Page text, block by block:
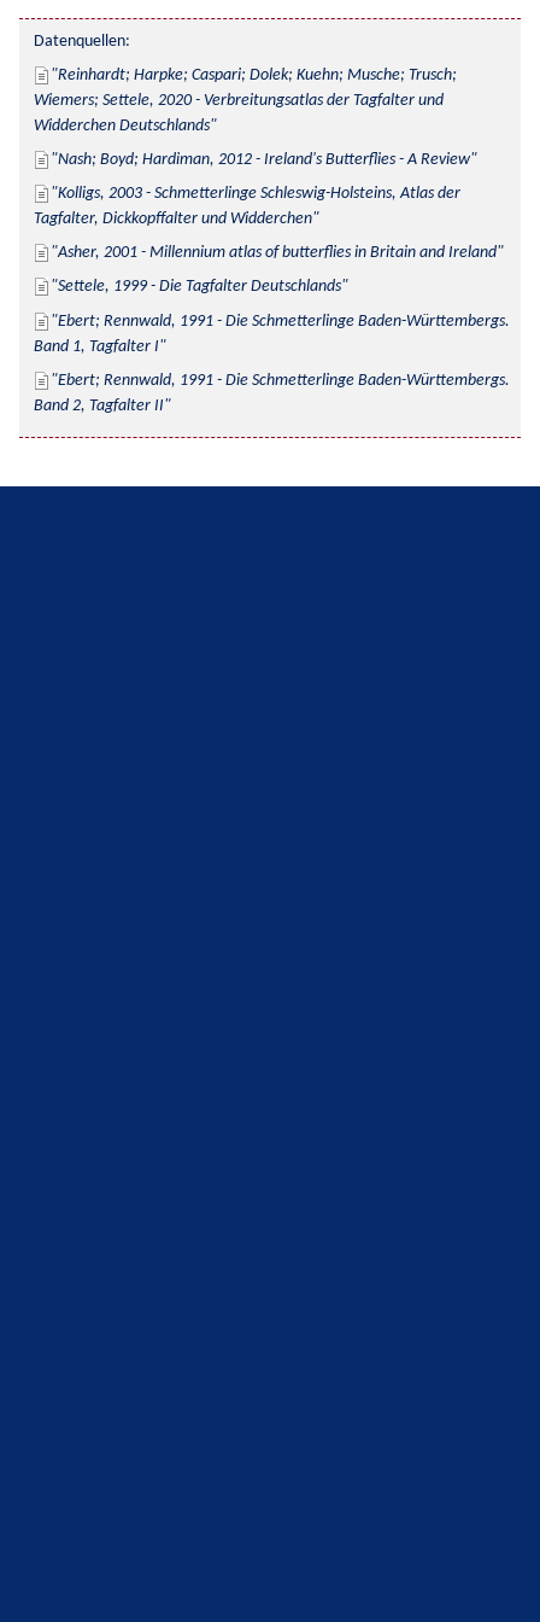
Datenquellen:
Reinhardt; Harpke; Caspari; Dolek; Kuehn; Musche; Trusch;
Wiemers; Settele, 2020 - Verbreitungsatlas der Tagfalter und
Widderchen Deutschlands
Nash; Boyd; Hardiman, 2012 - Ireland's Butterflies - A Review
Kolligs, 2003 - Schmetterlinge Schleswig-Holsteins, Atlas der
Tagfalter, Dickkopffalter und Widderchen
Asher, 2001 - Millennium atlas of butterflies in Britain and Ireland
Settele, 1999 - Die Tagfalter Deutschlands
Ebert; Rennwald, 1991 - Die Schmetterlinge Baden-Württembergs.
Band 1, Tagfalter I
Ebert; Rennwald, 1991 - Die Schmetterlinge Baden-Württembergs.
Band 2, Tagfalter II